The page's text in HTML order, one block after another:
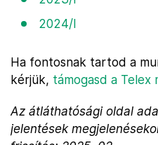
2024/I
Ha fontosnak tartod a
kérjük, támogasd a Telex
Az átláthatósági oldal
jelentések